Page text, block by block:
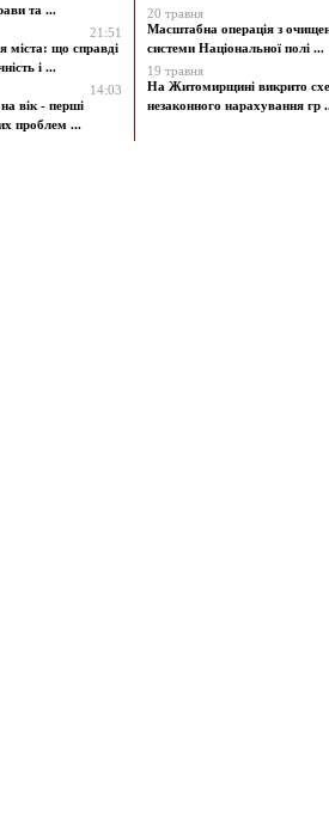
та ...
21:51
міста: що справді
і ...
14:03
вік - перші
проблем ...
20 травня
Масштабна операція з
системи Національної полі ...
19 травня
На Житомирщині викрито
незаконного нарахування гр